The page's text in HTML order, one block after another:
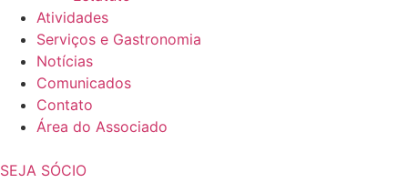
Atividades
Serviços e Gastronomia
Notícias
Comunicados
Contato
Área do Associado
SEJA SÓCIO